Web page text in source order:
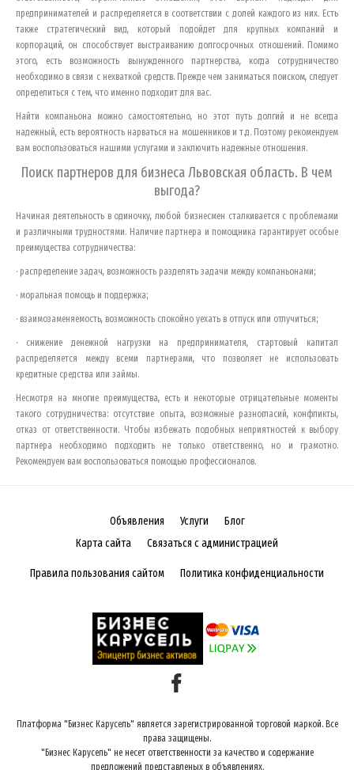
предпринимателей и распределяется в соответствии с долей каждого из них. Есть
также стратегический вид, который подойдет для крупных компаний и
корпораций, он способствует выстраиванию долгосрочных отношений. Помимо
этого, есть возможность вынужденного партнерства, когда сотрудничество
необходимо в связи с нехваткой средств. Прежде чем заниматься поиском, следует
определиться с тем, что именно подходит для вас.
Найти компаньона можно самостоятельно, но этот путь долгий и не всегда
надежный, есть вероятность нарваться на мошенников и т.д. Поэтому рекомендуем
вам воспользоваться нашими услугами и заключить надежные отношения.
Поиск партнеров для бизнесаЛьвовская область. В чем
выгода?
Начиная деятельность в одиночку, любой бизнесмен сталкивается с проблемами
и различными трудностями. Наличие партнера и помощника гарантирует особые
преимущества сотрудничества:
· распределение задач, возможность разделять задачи между компаньонами;
· моральная помощь и поддержка;
· взаимозаменяемость, возможность спокойно уехать в отпуск или отлучиться;
· снижение денежной нагрузки на предпринимателя, стартовый капитал
распределяется между всеми партнерами, что позволяет не использовать
кредитные средства или займы.
Несмотря на многие преимущества, есть и некоторые отрицательные моменты
такого сотрудничества: отсутствие опыта, возможные разногласий, конфликты,
отказ от ответственности. Чтобы избежать подобных неприятностей к выбору
партнера необходимо подходить не только ответственно, но и грамотно.
Рекомендуем вам воспользоваться помощью профессионалов.
Объявления Услуги
Блог
Карта сайта
Связаться с администрацией
Правила пользования сайтом Политика конфиденциальности
Платформа "Бизнес Карусель" является зарегистрированной торговой маркой. Все
права защищены.
"Бизнес Карусель" не несет ответственности за качество и содержание
предложений представленых в объявлениях.